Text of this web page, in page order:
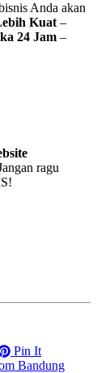
Anda akan
Kuat –
24 Jam –
ragu
Pin It
Bandung